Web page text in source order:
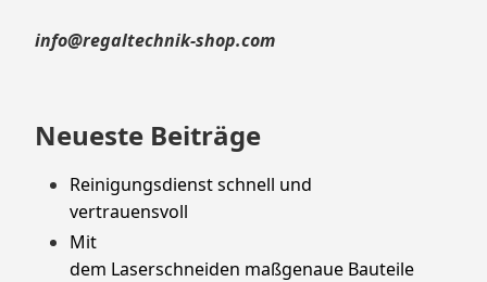
info@regaltechnik-shop.com
Neueste Beiträge
Reinigungsdienst schnell und
vertrauensvoll
Mit
dem Laserschneiden maßgenaue Bauteile